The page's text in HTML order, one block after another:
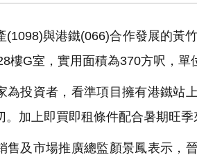
與港鐵(066)合作發展的黃
樓G室，實用面積為370方呎，單
投資者，看準項目擁有港鐵站
。加上即買即租條件配合暑期旺
及市場推廣總監顏景鳳表示，